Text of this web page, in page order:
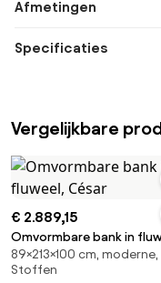
Afmetingen
Specificaties
Vergelijkbare
€ 2.889,15
Omvormbare bank in
César
89×213×100 cm, moderne,
Stoffen